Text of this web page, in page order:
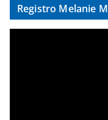
Registro Melanie